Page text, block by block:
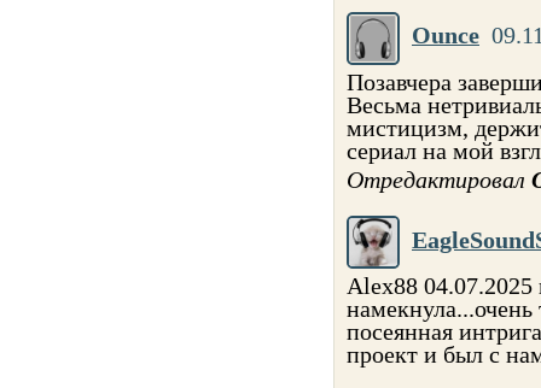
Ounce
Позавчера
Весьма
мистицизм,
сериал на мой
Отредактировал
Alex88
посеянная
проект и был с